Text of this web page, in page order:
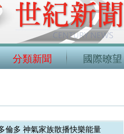
分類新聞 國際暸望
倫多 神氣家族散播快樂能量